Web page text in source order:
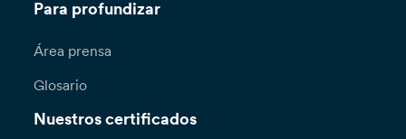
Para profundizar
Área prensa
Glosario
Nuestros certificados